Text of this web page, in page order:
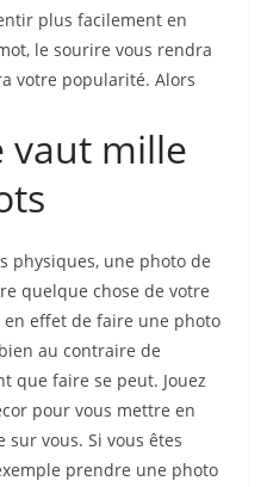
plus facilement en
le sourire vous rendra
votre popularité. Alors
vaut mille
physiques, une photo de
quelque chose de votre
en effet de faire une photo
au contraire de
que faire se peut. Jouez
pour vous mettre en
vous. Si vous êtes
prendre une photo